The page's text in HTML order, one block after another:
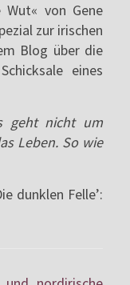
von Gene
zur irischen
Blog über die
eines
geht nicht um
Leben. So wie
dunklen Felle’: